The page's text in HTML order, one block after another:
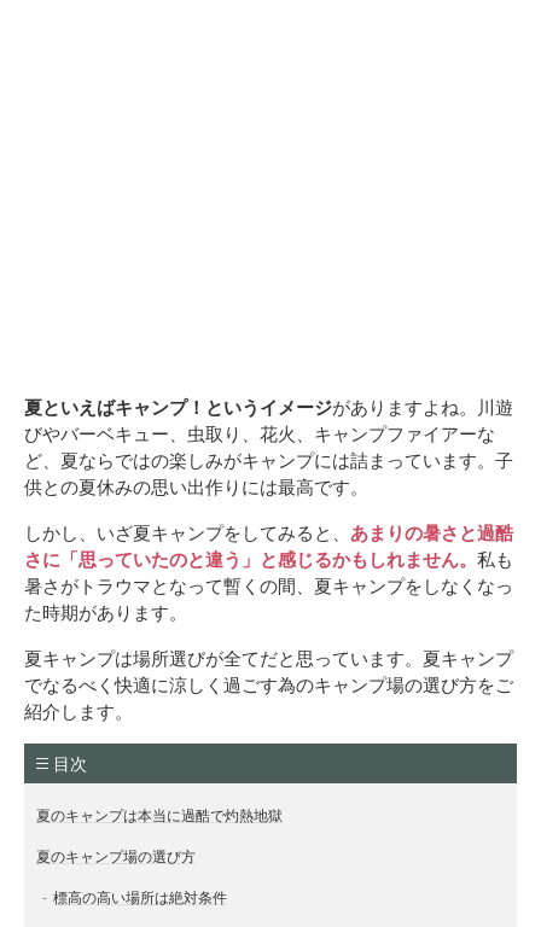
夏といえばキャンプ！というイメージがありますよね。川遊
びやバーベキュー、虫取り、花火、キャンプファイアーな
ど、夏ならではの楽しみがキャンプには詰まっています。子
供との夏休みの思い出作りには最高です。
しかし、いざ夏キャンプをしてみると、 あまりの暑さと過酷
さに「思っていたのと違う」と感じるかもしれません。 私も
暑さがトラウマとなって暫くの間、夏キャンプをしなくなっ
た時期があります。
夏キャンプは場所選びが全てだと思っています。夏キャンプ
でなるべく快適に涼しく過ごす為のキャンプ場の選び方をご
紹介します。
目次
夏のキャンプは本当に過酷で灼熱地獄
夏のキャンプ場の選び方
標高の高い場所は絶対条件